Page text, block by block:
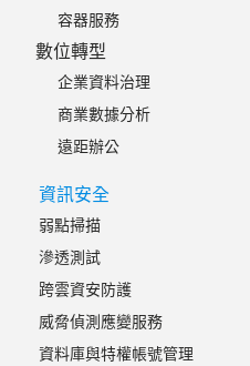
容器服務
數位轉型
企業資料治理
商業數據分析
遠距辦公
資訊安全
弱點掃描
滲透測試
跨雲資安防護
威脅偵測應變服務
資料庫與特權帳號管理